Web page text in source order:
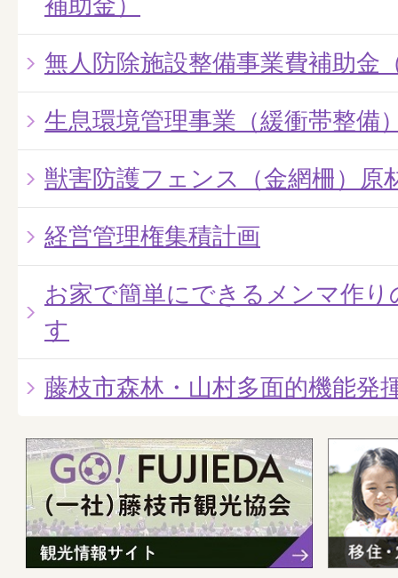
無人防除施設整備事業費補助金
生息環境管理事業（緩衝帯整備
獣害防護フェンス（金網柵）原
経営管理権集積計画
お家で簡単にできるメンマ作
す
藤枝市森林・山村多面的機能発